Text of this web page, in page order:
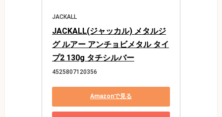
JACKALL
JACKALL(ジャッカル) メタルジ
グ ルアー アンチョビメタル タイ
プ2 130g タチシルバー
4525807120356
Amazonで見る